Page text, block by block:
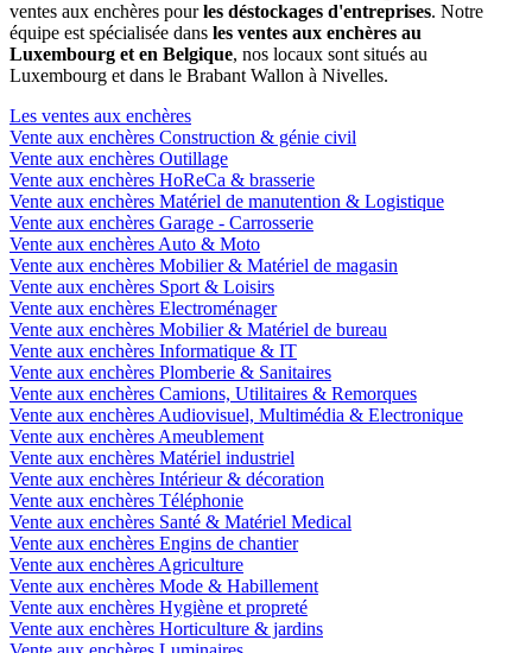
ventes aux enchères pourles déstockages d'entreprises. Notre
équipe est spécialisée dans les ventes aux enchères au
Luxembourg et en Belgique, nos locaux sont situés au
Luxembourg et dans le Brabant Wallon à Nivelles.
Les ventes aux enchères
Vente aux enchères Construction & génie civil
Vente aux enchères Outillage
Vente aux enchères HoReCa & brasserie
Vente aux enchères Matériel de manutention & Logistique
Vente aux enchères Garage - Carrosserie
Vente aux enchères Auto & Moto
Vente aux enchères Mobilier & Matériel de magasin
Vente aux enchères Sport & Loisirs
Vente aux enchères Electroménager
Vente aux enchères Mobilier & Matériel de bureau
Vente aux enchères Informatique & IT
Vente aux enchères Plomberie & Sanitaires
Vente aux enchères Camions, Utilitaires & Remorques
Vente aux enchères Audiovisuel, Multimédia & Electronique
Vente aux enchères Ameublement
Vente aux enchères Matériel industriel
Vente aux enchères Intérieur & décoration
Vente aux enchères Téléphonie
Vente aux enchères Santé & Matériel Medical
Vente aux enchères Engins de chantier
Vente aux enchères Agriculture
Vente aux enchères Mode & Habillement
Vente aux enchères Hygiène et propreté
Vente aux enchères Horticulture & jardins